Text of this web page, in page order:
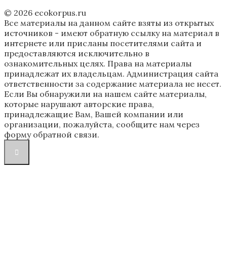
© 2026 ecokorpus.ru
Все материалы на данном сайте взяты из открытых
источников - имеют обратную ссылку на материал в
интернете или присланы посетителями сайта и
предоставляются исключительно в
ознакомительных целях. Права на материалы
принадлежат их владельцам. Администрация сайта
ответственности за содержание материала не несет.
Если Вы обнаружили на нашем сайте материалы,
которые нарушают авторские права,
принадлежащие Вам, Вашей компании или
организации, пожалуйста, сообщите нам через
форму обратной связи.